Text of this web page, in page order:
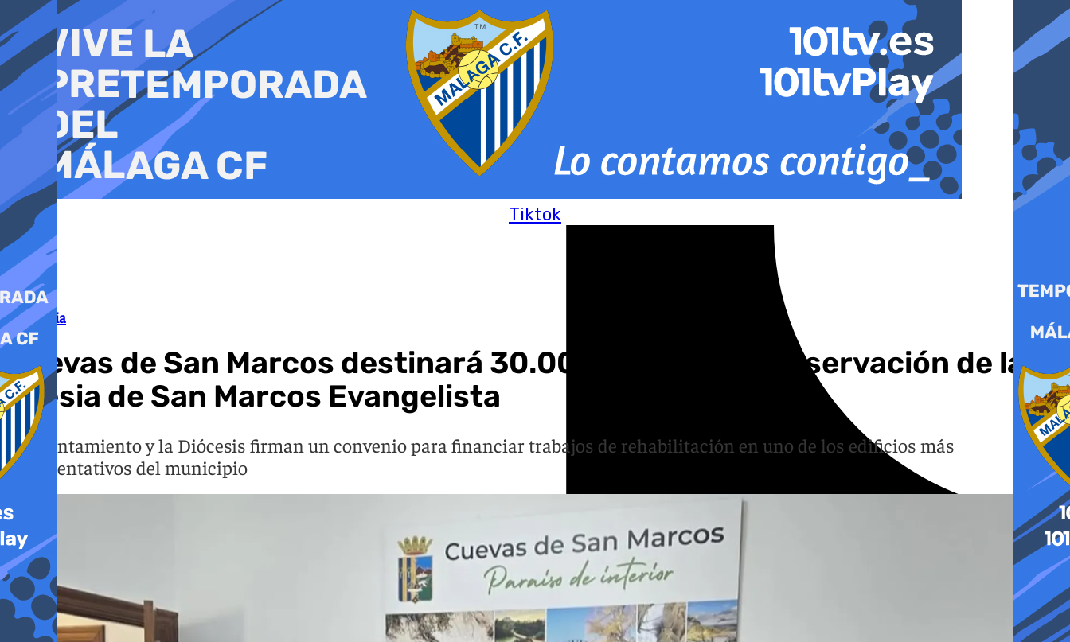
al
contenido
Tiktok
Economía
Cuevas de San Marcos destinará 30.000 euros a la conservación de la
iglesia de San Marcos Evangelista
El Ayuntamiento y la Diócesis firman un convenio para financiar trabajos de rehabilitación en uno de los edificios más
representativos del municipio